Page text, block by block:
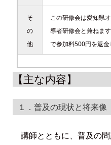
そ
の
他
この研修会は愛知県
導者研修会と兼ねま
で参加料500円を返金
【主な内容】
１．普及の現状と将来像
講師とともに、普及の